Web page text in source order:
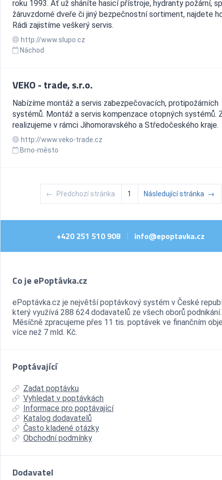
roku 1993. Ať už sháníte hasicí přístroje, hydranty požární,
žáruvzdorné dveře či jiný bezpečnostní sortiment, najdete
Rádi zajistíme veškerý servis.
http://www.slupo.cz
Náchod
VEKO - trade, s.r.o.
Nabízíme montáž a servis zabezpečovacích, protipožárních
systémů. Montáž a servis kompenzace otopných systémů.
realizujeme v rámci Jihomoravského a Středočeského kraje.
http://www.veko-trade.cz
Brno-město
← Předchozí stránka 1 Následující stránka →
+420 251 510 908 info@epoptavka.cz
Co je ePoptávka.cz
ePoptávka.cz je největší poptávkový systém v České
který využívá 288 624 dodavatelů ze všech oborů podnikání.
Měsíčně zpracujeme přes 11 tis. poptávek ve finančním
více než 7 mld. Kč.
Poptávající
Zadat poptávku
Vyhledat v poptávkách
Informace pro poptávající
Katalog dodavatelů
Často kladené otázky
Obchodní podmínky
Dodavatel